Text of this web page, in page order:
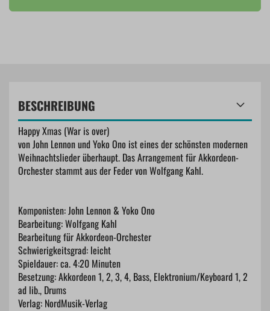
BESCHREIBUNG
Happy Xmas (War is over)
von John Lennon und Yoko Ono ist eines der schönsten modernen
Weihnachtslieder überhaupt. Das Arrangement für Akkordeon-
Orchester stammt aus der Feder von Wolfgang Kahl.
Komponisten: John Lennon & Yoko Ono
Bearbeitung: Wolfgang Kahl
Bearbeitung für Akkordeon-Orchester
Schwierigkeitsgrad: leicht
Spieldauer: ca. 4:20 Minuten
Besetzung: Akkordeon 1, 2, 3, 4, Bass, Elektronium/Keyboard 1, 2
ad lib., Drums
Verlag: NordMusik-Verlag